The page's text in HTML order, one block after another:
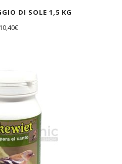
DI SOLE 1,5 KG
10,40€